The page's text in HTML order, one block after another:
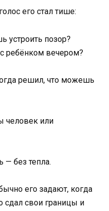
его стал тише:
устроить позор?
ребёнком вечером?
решил, что можешь
человек или
— без тепла.
его задают, когда
сдал свои границы и